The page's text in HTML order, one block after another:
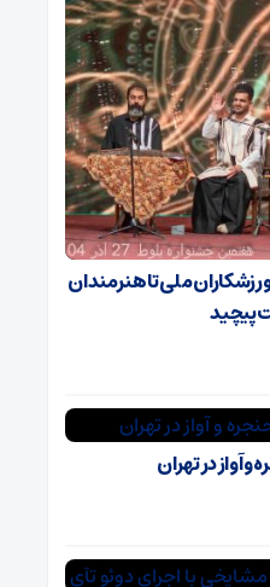
ملی تا هنرمندان
پیچید
آواز در تهران